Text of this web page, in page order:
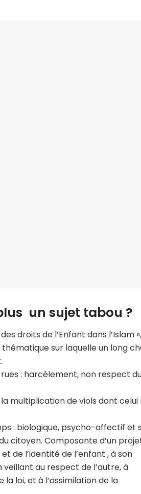
un sujet tabou ?
droits de l’Enfant dans l’Islam »,
thématique sur laquelle un long
: harcèlement, non respect
la multiplication de viols dont
: biologique, psycho-affectif et
citoyen. Composante d’un
de l’identité de l’enfant , à son
au respect de l’autre, à
loi, et à l’assimilation de la